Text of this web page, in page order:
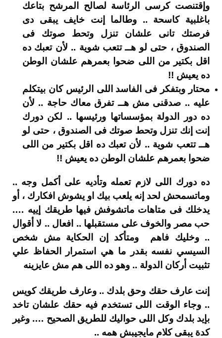
وإقتنصت كرسى الرئاسة لصالح المرشح بتاعك
باغلبية كاسحة .. وطالما إنت خايف يبقى دى
فرصتك تانى علشان تنزل وتحط صوتك فى
الصندوق ، حتى لو هــ تتعب شوية .. لأن تعبك ده
اقل بكتير من اللى ضحوا بعمرهم علشان الوطن
ده يعيش !!
محتار وبتفكر فى الفاسد اللى الرئيس كان بيتكلم
عليه .. صدقنى مش هــ تفرق معاك حاجة .. لأن
ده دور الدولة بمؤسساتها ورئيسها .. لكن دورك
إنت إنك تنزل وتحط صوتك فى الصندوق ، حتى لو
هــ تتعب شوية .. لأن تعبك ده اقل بكتير من اللى
ضحوا بعمرهم علشان الوطن ده يعيش !!
ده دورك اللى لازم تعمله وتأديه على أكمل وجه ..
وماتسمحش لحد إنه يلعب بيك او يشوش افكارك ، أو
يدخلك فى متاهات ماتشوفش فيها طريقك إييه ….
حب مصر والخوف على مستقبلها .. افعال .. لا أقوال
.. وخليك فاهم ومتأكد إن الحكاية مش شخص
السيسي نفسه بقدر ما هي استمرار الحفاظ علي
تثبيت أركان الدولة .. وهو ده اللى هم مش عايزينه
إنت عارف حقك وحق بلدك .. وعارف طريقك كويس
.. وجاء الوقت اللى تستخدم فيه حقك علشان تاخد
بإيد بلدك وكل اللى حواليك للطريق الصحيح …. وغير
كدة يبقى كلام مايجيبش همه ..